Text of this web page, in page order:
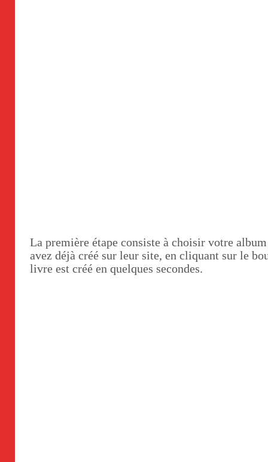
La première étape consiste à choisir votre
avez déjà créé sur leur site, en cliquant sur le
livre est créé en quelques secondes.